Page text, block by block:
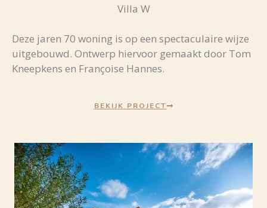
Villa W
Deze jaren 70 woning is op een spectaculaire wijze
uitgebouwd. Ontwerp hiervoor gemaakt door Tom
Kneepkens en Françoise Hannes.
BEKIJK PROJECT